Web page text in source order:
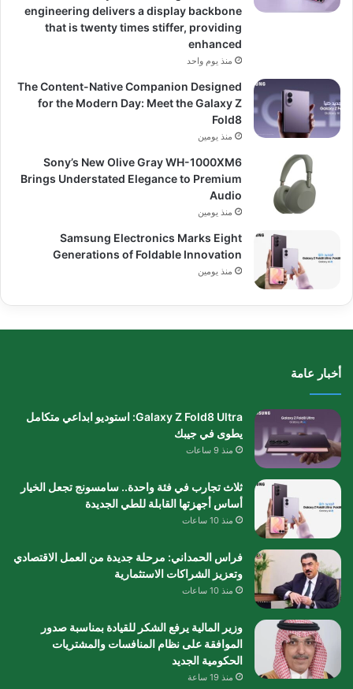
engineering delivers a display backbone
that is twenty times stiffer, providing
enhanced
منذ يوم واحد
The Content-Native Companion Designed
for the Modern Day: Meet the Galaxy Z
Fold8
منذ يومين
Sony’s New Olive Gray WH-1000XM6
Brings Understated Elegance to Premium
Audio
منذ يومين
Samsung Electronics Marks Eight
Generations of Foldable Innovation
منذ يومين
أخبار عامة
Galaxy Z Fold8 Ultra: استوديو ابداعي متكامل
يطوى في جيبك
منذ 9 ساعات
ثلاث تجارب في فئة واحدة.. سامسونج تجعل الخيار
أساس أجهزتها القابلة للطي الجديدة
منذ 10 ساعات
فراس الحمداني: مرحلة جديدة من العمل الاقتصادي
وتعزيز الشراكات الاستثمارية
منذ 10 ساعات
وزير المالية يرفع الشكر للقيادة بمناسبة صدور
الموافقة على نظام المنافسات والمشتريات
الحكومية الجديد
منذ 19 ساعة